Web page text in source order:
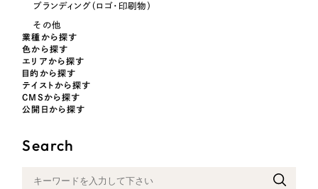
パープル・紫色
ピンク・桃色
カラフル・多色
その他
ブランディング（ロゴ・印刷物）
その他
業種から探す
色から探す
エリアから探す
目的から探す
テイストから探す
CMSから探す
公開日から探す
Search